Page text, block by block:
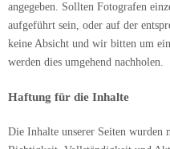
angegeben. Sollten Fotografen
aufgeführt sein, oder auf der
keine Absicht und wir bitten um
werden dies umgehend nachholen.
Haftung für die Inhalte
Die Inhalte unserer Seiten